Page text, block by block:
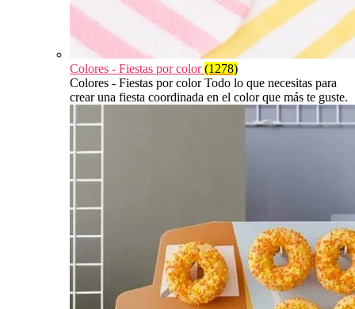
Colores - Fiestas por color(1278)
Colores - Fiestas por color Todo lo que necesitas para
crear una fiesta coordinada en el color que más te guste.